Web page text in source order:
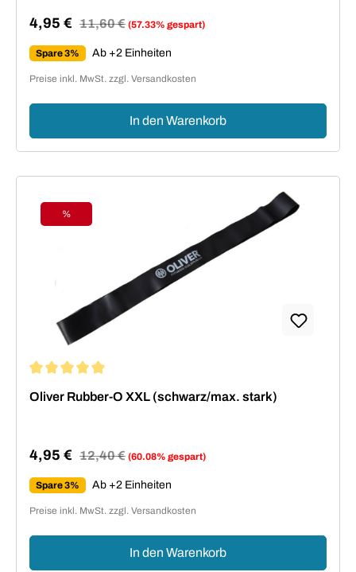
Verkaufspreis:
4,95 € Regulärer Preis:
11,60 € (57.33% gespart)
Spare 3% Ab +2 Einheiten
Preise inkl. MwSt. zzgl. Versandkosten
In den Warenkorb
Rabatt
%
Oliver Rubber-O XXL (schwarz/max. stark)
Verkaufspreis:
4,95 € Regulärer Preis:
12,40 € (60.08% gespart)
Spare 3% Ab +2 Einheiten
Preise inkl. MwSt. zzgl. Versandkosten
In den Warenkorb